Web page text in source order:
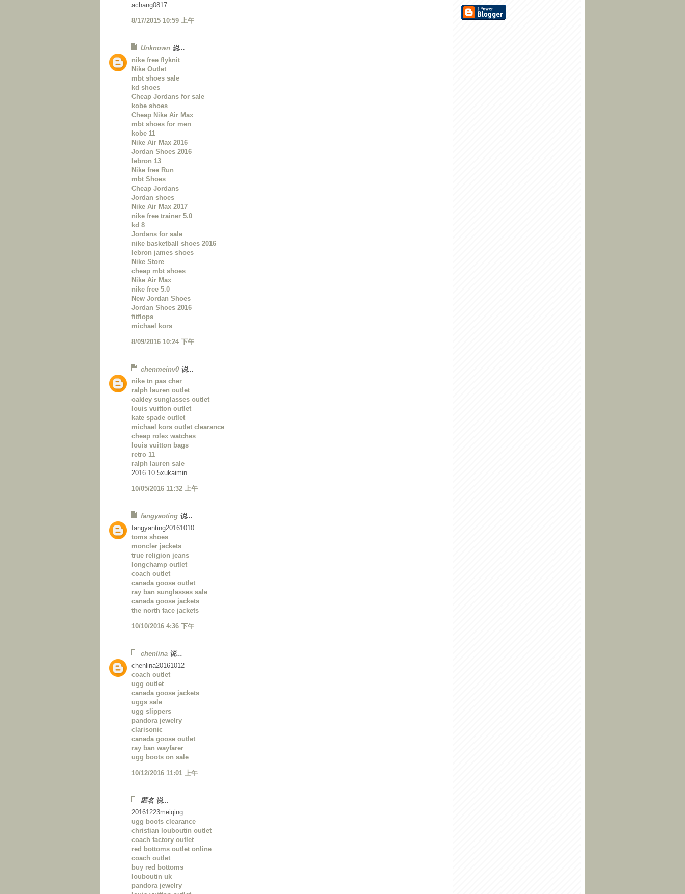
achang0817
8/17/2015 10:59 上午
Unknown 说...
nike free flyknit
Nike Outlet
mbt shoes sale
kd shoes
Cheap Jordans for sale
kobe shoes
Cheap Nike Air Max
mbt shoes for men
kobe 11
Nike Air Max 2016
Jordan Shoes 2016
lebron 13
Nike free Run
mbt Shoes
Cheap Jordans
Jordan shoes
Nike Air Max 2017
nike free trainer 5.0
kd 8
Jordans for sale
nike basketball shoes 2016
lebron james shoes
Nike Store
cheap mbt shoes
Nike Air Max
nike free 5.0
New Jordan Shoes
Jordan Shoes 2016
fitflops
michael kors
8/09/2016 10:24 下午
chenmeinv0 说...
nike tn pas cher
ralph lauren outlet
oakley sunglasses outlet
louis vuitton outlet
kate spade outlet
michael kors outlet clearance
cheap rolex watches
louis vuitton bags
retro 11
ralph lauren sale
2016.10.5xukaimin
10/05/2016 11:32 上午
fangyaoting 说...
fangyanting20161010
toms shoes
moncler jackets
true religion jeans
longchamp outlet
coach outlet
canada goose outlet
ray ban sunglasses sale
canada goose jackets
the north face jackets
10/10/2016 4:36 下午
chenlina 说...
chenlina20161012
coach outlet
ugg outlet
canada goose jackets
uggs sale
ugg slippers
pandora jewelry
clarisonic
canada goose outlet
ray ban wayfarer
ugg boots on sale
10/12/2016 11:01 上午
匿名 说...
20161223meiqing
ugg boots clearance
christian louboutin outlet
coach factory outlet
red bottoms outlet online
coach outlet
buy red bottoms
louboutin uk
pandora jewelry